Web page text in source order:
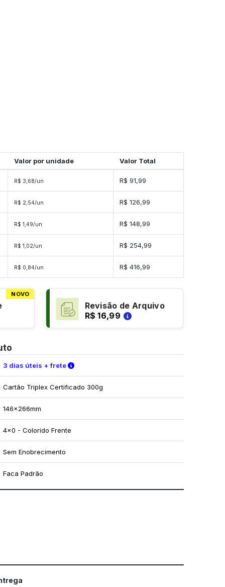
Valor por unidade Valor Total
R$ 3,68/un R$ 91,99
R$ 2,54/un R$ 126,99
R$ 1,49/un R$ 148,99
R$ 1,02/un R$ 254,99
R$ 0,84/un R$ 416,99
NOVO
Revisão de Arquivo
R$ 16,99
3 dias úteis + frete Verifique as condições de entrega
Cartão Triplex Certificado 300g
146x266mm
4x0 - Colorido Frente
Sem Enobrecimento
Faca Padrão